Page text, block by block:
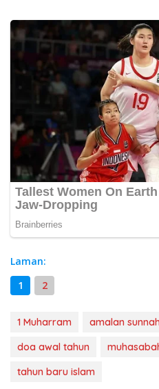
Laman:
1
2
1 Muharram
amalan
doa awal tahun
tahun baru islam